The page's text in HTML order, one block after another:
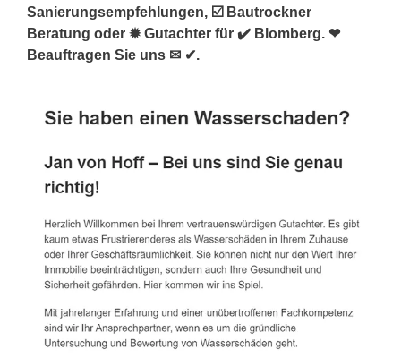
Sanierungsempfehlungen, ☑️ Bautrockner
Beratung oder ✹ Gutachter für ✔️ Blomberg. ❤
Beauftragen Sie uns ✉ ✔.